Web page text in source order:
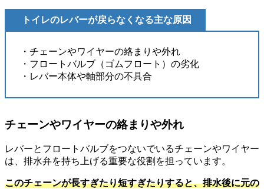
トイレのレバーが戻らなくなる主な原因
・チェーンやワイヤーの絡まりや外れ
・フロートバルブ（ゴムフロート）の劣化
・レバー本体や軸部分の不具合
チェーンやワイヤーの絡まりや外れ
レバーとフロートバルブをつないでいるチェーンやワイヤー
は、排水弁を持ち上げる重要な役割を担っています。
このチェーンが長すぎたり短すぎたりすると、排水後に元の